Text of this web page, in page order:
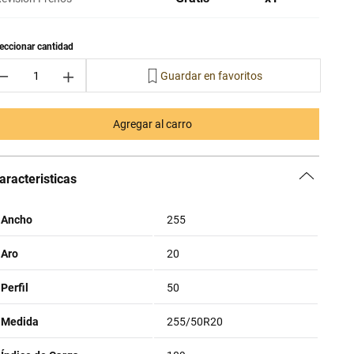
＋
Agregar al carro
Ancho 255
Aro 20
Perfil 50
Medida 255/50R20